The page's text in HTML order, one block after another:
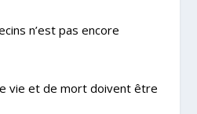
n’est pas encore
vie et de mort doivent être